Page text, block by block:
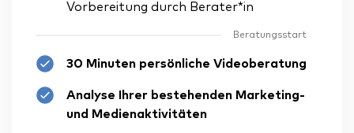
Vorbereitung durch Berater*in
Beratungsstart
30 Minuten persönliche Videoberatung
Analyse Ihrer bestehenden Marketing-
und Medienaktivitäten